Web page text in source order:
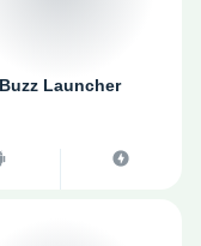
Buzz Launcher